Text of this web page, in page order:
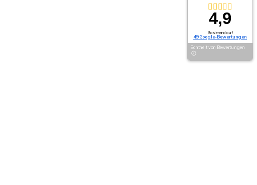
4,9
Basierend auf
49 Google-Bewertungen
Echtheit von Bewertungen